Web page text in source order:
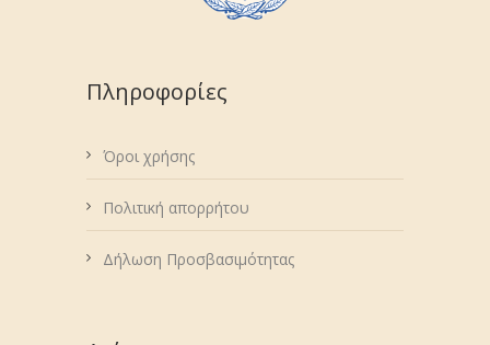
Πληροφορίες
Όροι χρήσης
Πολιτική απορρήτου
Δήλωση Προσβασιμότητας